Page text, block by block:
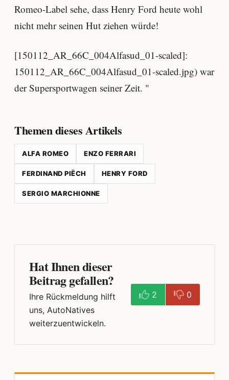
Romeo-Label sehe, dass Henry Ford heute wohl
nicht mehr seinen Hut ziehen würde!
[150112_AR_66C_004Alfasud_01-scaled]:
150112_AR_66C_004Alfasud_01-scaled.jpg) war
der Supersportwagen seiner Zeit. "
Themen dieses Artikels
ALFA ROMEO ENZO FERRARI
FERDINAND PIËCH HENRY FORD
SERGIO MARCHIONNE
Hat Ihnen dieser
Beitrag gefallen?
Ihre Rückmeldung hilft
uns, AutoNatives
weiterzuentwickeln.
2 0